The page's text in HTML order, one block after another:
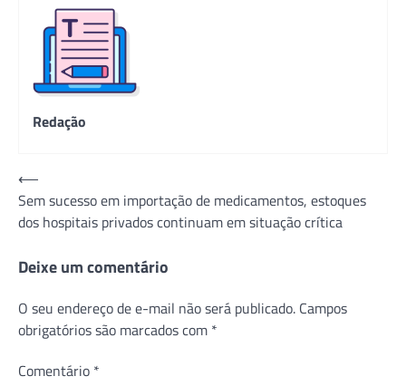
Redação
Navegação
de
Post
⟵
Sem sucesso em importação de medicamentos, estoques
dos hospitais privados continuam em situação crítica
Deixe um comentário
O seu endereço de e-mail não será publicado. Campos
obrigatórios são marcados com *
Comentário *